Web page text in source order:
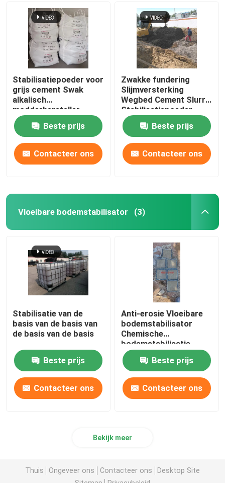
Stabilisatiepoeder voor
grijs cement Swak
alkalisch
modderhersteller
Beste prijs
Contacteer ons
Zwakke fundering
Slijmversterking
Wegbed Cement Slurry
Stabilisatiepoeder
Beste prijs
Contacteer ons
Vloeibare bodemstabilisator (3)
Stabilisatie van de
basis van de basis van
de basis van de basis
Beste prijs
Contacteer ons
Anti-erosie Vloeibare
bodemstabilisator
Chemische
bodemstabilisatie
vloeistof
Beste prijs
Contacteer ons
Bekijk meer
Thuis Ongeveer ons Contacteer ons
Desktop Site